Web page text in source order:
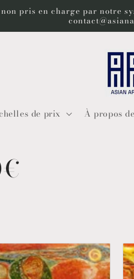
pris en charge par notre
de prix À propos